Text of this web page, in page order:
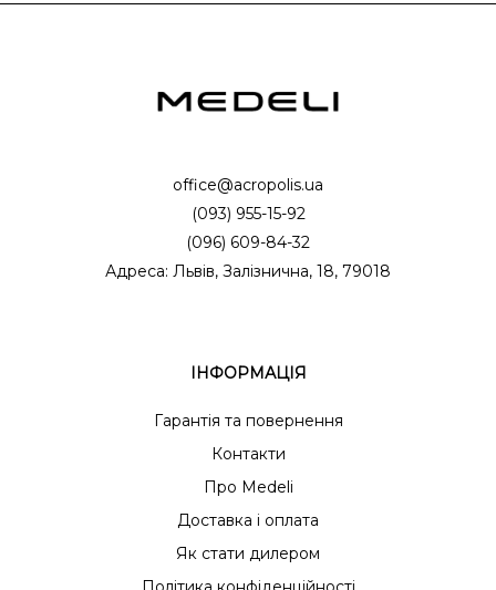
office@acropolis.ua
(093) 955-15-92
(096) 609-84-32
Адреса: Львів, Залізнична, 18, 79018
ІНФОРМАЦІЯ
Гарантія та повернення
Контакти
Про Medeli
Доставка і оплата
Як стати дилером